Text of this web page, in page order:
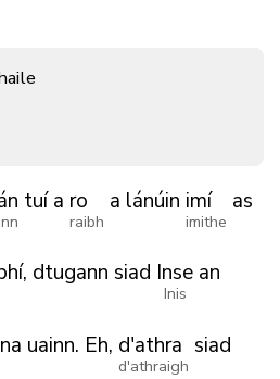
tuí a ro
raibh
a lánúin imí
imithe
as
dtugann siad Inse
Inis
an
uainn. Eh, d'athra
d'athraigh
siad